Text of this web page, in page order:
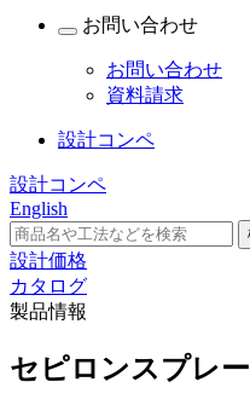
お問い合わせ
お問い合わせ
資料請求
設計コンペ
設計コンペ
English
設計価格
カタログ
製品情報
セピロンスプレー